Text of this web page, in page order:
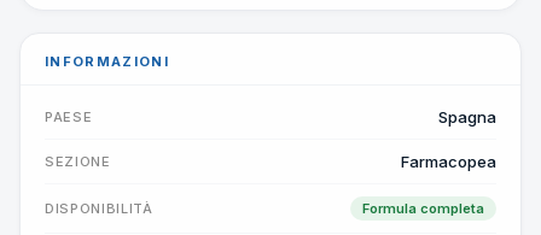
INFORMAZIONI
PAESE Spagna
SEZIONE Farmacopea
DISPONIBILITÀ Formula completa